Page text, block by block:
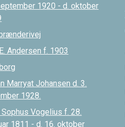
1920 - d. oktober
Andersen f. 1903
Marryat Johansen d. 3.
1928.
Vogelius f. 28.
1811 - d. 16. oktober